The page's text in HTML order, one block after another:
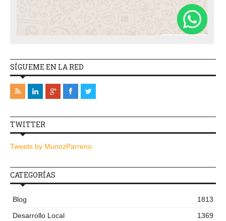
SÍGUEME EN LA RED
TWITTER
Tweets by MunozParreno
CATEGORÍAS
Blog
1813
Desarrollo Local
1369